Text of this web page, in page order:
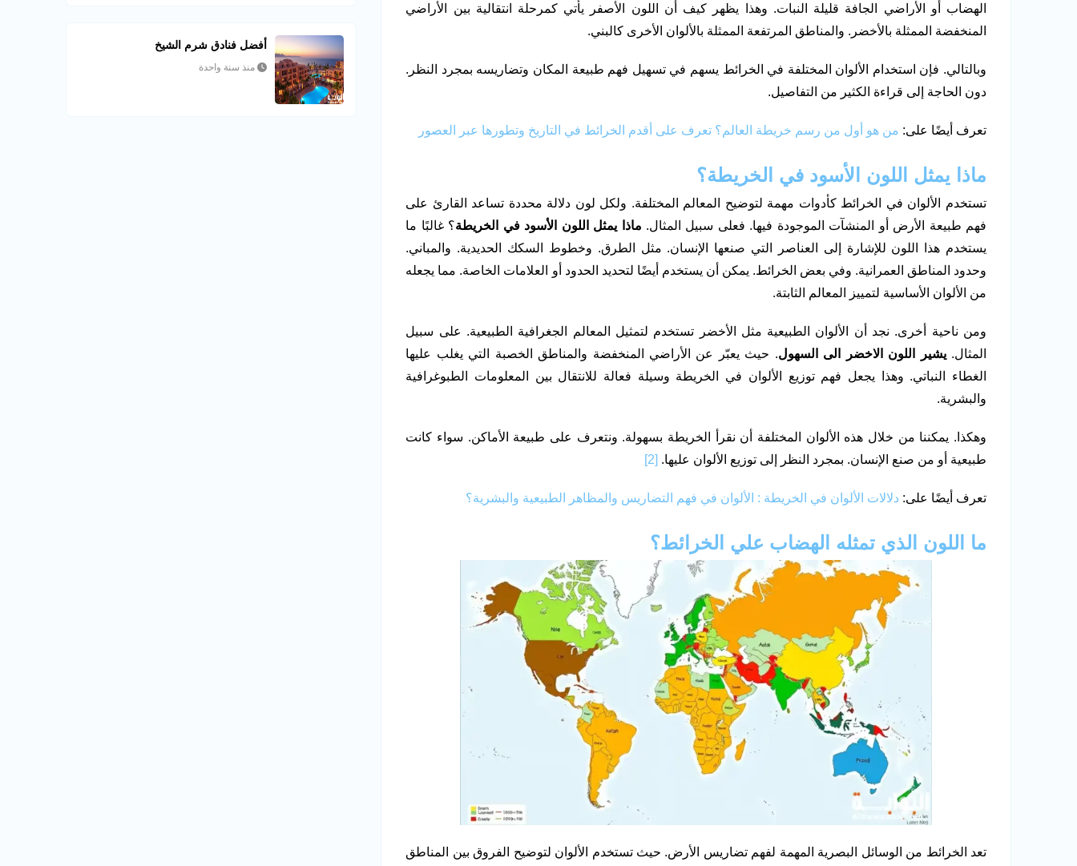
الهضاب أو الأراضي الجافة قليلة النبات. وهذا يظهر كيف أن اللون الأصفر يأتي كمرحلة انتقالية بين الأراضي
المنخفضة الممثلة بالأخضر. والمناطق المرتفعة الممثلة بالألوان الأخرى كالبني.
وبالتالي. فإن استخدام الألوان المختلفة في الخرائط يسهم في تسهيل فهم طبيعة المكان وتضاريسه بمجرد النظر.
دون الحاجة إلى قراءة الكثير من التفاصيل.
تعرف أيضًا على: من هو أول من رسم خريطة العالم؟ تعرف على أقدم الخرائط في التاريخ وتطورها عبر العصور
ماذا يمثل اللون الأسود في الخريطة؟
تستخدم الألوان في الخرائط كأدوات مهمة لتوضيح المعالم المختلفة. ولكل لون دلالة محددة تساعد القارئ على
فهم طبيعة الأرض أو المنشآت الموجودة فيها. فعلى سبيل المثال. ماذا يمثل اللون الأسود في الخريطة؟ غالبًا ما
يستخدم هذا اللون للإشارة إلى العناصر التي صنعها الإنسان. مثل الطرق. وخطوط السكك الحديدية. والمباني.
وحدود المناطق العمرانية. وفي بعض الخرائط. يمكن أن يستخدم أيضًا لتحديد الحدود أو العلامات الخاصة. مما يجعله
من الألوان الأساسية لتمييز المعالم الثابتة.
ومن ناحية أخرى. نجد أن الألوان الطبيعية مثل الأخضر تستخدم لتمثيل المعالم الجغرافية الطبيعية. على سبيل
المثال.يشير اللون الاخضر الى السهول. حيث يعبّر عن الأراضي المنخفضة والمناطق الخصبة التي يغلب عليها
الغطاء النباتي. وهذا يجعل فهم توزيع الألوان في الخريطة وسيلة فعالة للانتقال بين المعلومات الطبوغرافية
والبشرية.
وهكذا. يمكننا من خلال هذه الألوان المختلفة أن نقرأ الخريطة بسهولة. ونتعرف على طبيعة الأماكن. سواء كانت
طبيعية أو من صنع الإنسان. بمجرد النظر إلى توزيع الألوان عليها. [2]
تعرف أيضًا على: دلالات الألوان في الخريطة : الألوان في فهم التضاريس والمظاهر الطبيعية والبشرية؟
ما اللون الذي تمثله الهضاب علي الخرائط؟
تعد الخرائط من الوسائل البصرية المهمة لفهم تضاريس الأرض. حيث تستخدم الألوان لتوضيح الفروق بين المناطق
أفضل فنادق شرم الشيخ
منذ سنة واحدة